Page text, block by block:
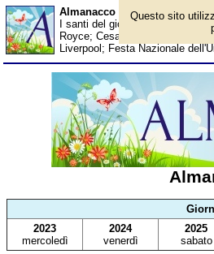
Almanacco del 15 marzo -
I santi del giorno, eventi
Royce; Cesare Beccaria;
Liverpool; Festa Nazionale
2023
mercoledì
2024
venerdì
2025
sabato
Questo sito